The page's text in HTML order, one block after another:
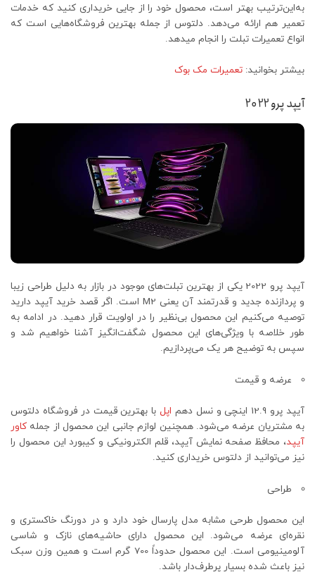
به‌این‌ترتیب بهتر است، محصول خود را از جایی خریداری کنید که خدمات
تعمیر هم ارائه می‌دهد. دلتوس از جمله بهترین فروشگاه‌هایی است که
انواع تعمیرات تبلت را انجام میدهد.
بیشتر بخوانید: تعمیرات مک بوک
آیپد پرو 2022
آیپد پرو 2022 یکی از بهترین تبلت‌های موجود در بازار به دلیل طراحی زیبا
و پردازنده جدید و قدرتمند آن یعنی M2 است. اگر قصد خرید آیپد دارید
توصیه می‌کنیم این محصول بی‌نظیر را در اولویت قرار دهید. در ادامه به
طور خلاصه با ویژگی‌های این محصول شگفت‌انگیز آشنا خواهیم شد و
سپس به توضیح هر یک می‌پردازیم.
عرضه و قیمت
آیپد پرو 12.9 اینچی و نسل دهم اپل با بهترین قیمت در فروشگاه دلتوس
به مشتریان عرضه می‌شود. همچنین لوازم جانبی این محصول از جمله کاور
آیپد، محافظ صفحه نمایش آیپد، قلم الکترونیکی و کیبورد این محصول را
نیز می‌توانید از دلتوس خریداری کنید.
طراحی
این محصول طرحی مشابه مدل پارسال خود دارد و در دورنگ خاکستری و
نقره‌ای عرضه می‌شود. این محصول دارای حاشیه‌های نازک و شاسی
آلومینیومی است. این محصول حدوداً 700 گرم است و همین وزن سبک
نیز باعث شده بسیار پرطرف‌دار باشد.